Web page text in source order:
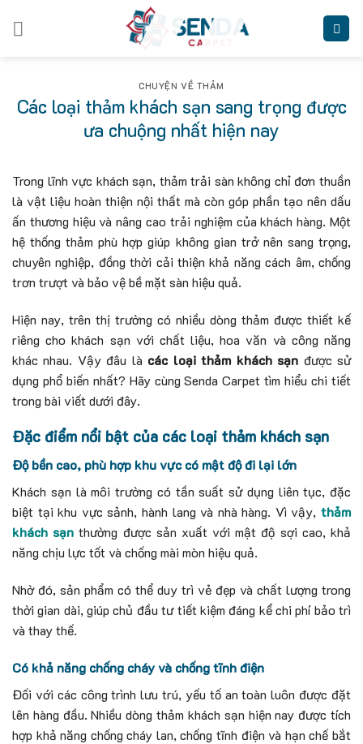
CHUYỆN VỀ THẢM
Các loại thảm khách sạn sang trọng được
ưa chuộng nhất hiện nay
Trong lĩnh vực khách sạn, thảm trải sàn không chỉ đơn thuần
là vật liệu hoàn thiện nội thất mà còn góp phần tạo nên dấu
ấn thương hiệu và nâng cao trải nghiệm của khách hàng. Một
hệ thống thảm phù hợp giúp không gian trở nên sang trọng,
chuyên nghiệp, đồng thời cải thiện khả năng cách âm, chống
trơn trượt và bảo vệ bề mặt sàn hiệu quả.
Hiện nay, trên thị trường có nhiều dòng thảm được thiết kế
riêng cho khách sạn với chất liệu, hoa văn và công năng
khác nhau. Vậy đâu là các loại thảm khách sạn được sử
dụng phổ biến nhất? Hãy cùng Senda Carpet tìm hiểu chi tiết
trong bài viết dưới đây.
Đặc điểm nổi bật của các loại thảm khách sạn
Độ bền cao, phù hợp khu vực có mật độ đi lại lớn
Khách sạn là môi trường có tần suất sử dụng liên tục, đặc
biệt tại khu vực sảnh, hành lang và nhà hàng. Vì vậy, thảm
khách sạn thường được sản xuất với mật độ sợi cao, khả
năng chịu lực tốt và chống mài mòn hiệu quả.
Nhờ đó, sản phẩm có thể duy trì vẻ đẹp và chất lượng trong
thời gian dài, giúp chủ đầu tư tiết kiệm đáng kể chi phí bảo trì
và thay thế.
Có khả năng chống cháy và chống tĩnh điện
Đối với các công trình lưu trú, yếu tố an toàn luôn được đặt
lên hàng đầu. Nhiều dòng thảm khách sạn hiện nay được tích
hợp khả năng chống cháy lan, chống tĩnh điện và hạn chế bắt